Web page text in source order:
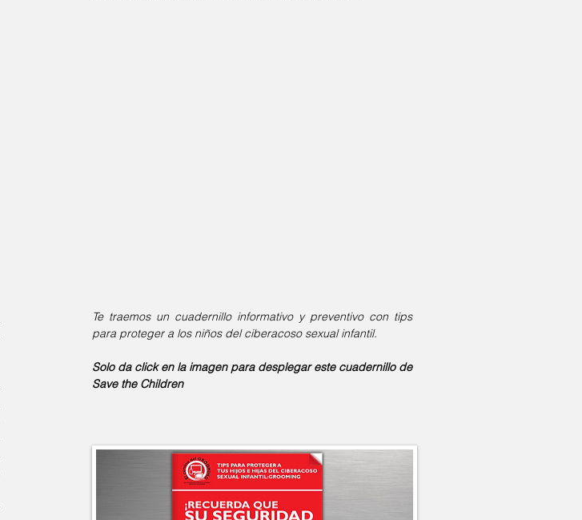
Te traemos un cuadernillo informativo y preventivo con tips
para proteger a los niños del ciberacoso sexual infantil.
Solo da click en la imagen para desplegar este cuadernillo de
Save the Children